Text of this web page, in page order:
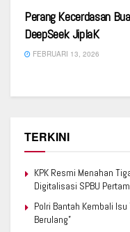
Perang Kecerdasan
DeepSeek JiplaK
FEBRUARI 13, 2026
TERKINI
KPK Resmi Menahan
Digitalisasi SPBU
Polri Bantah Kembali
Berulang”